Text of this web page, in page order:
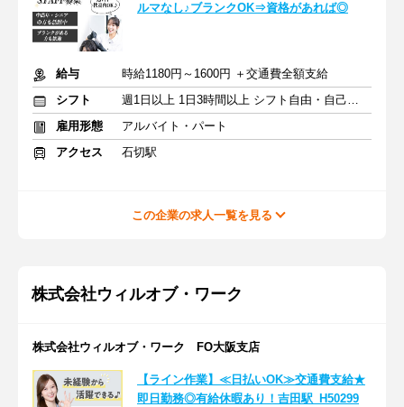
ルマなし♪ブランクOK⇒資格があれば◎
給与
時給1180円～1600円 ＋交通費全額支給
シフト
週1日以上 1日3時間以上 シフト自由・自己申告
雇用形態
アルバイト・パート
アクセス
石切駅
この企業の求人一覧を見る
株式会社ウィルオブ・ワーク
株式会社ウィルオブ・ワーク FO大阪支店
【ライン作業】≪日払いOK≫交通費支給★
即日勤務◎有給休暇あり！吉田駅_H50299